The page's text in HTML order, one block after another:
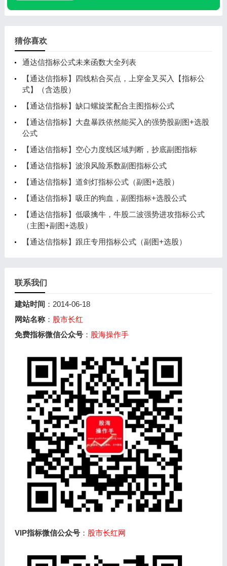
猜你喜欢
通达信指标公式未来函数大全列表
【通达信指标】四线粘合买点，上穿金叉买入【指标公
式】（含选股）
【通达信指标】缺口螺旋桨配合主图指标公式
【通达信指标】大盘暴跌依然能买入的强势股副图+选股
公式
【通达信指标】空心力度线区域判断，抄底副图指标
【通达信指标】波浪风险系数副图指标公式
【通达信指标】道剑灯指标公式（副图+选股）
【通达信指标】吸庄的狗血，副图指标+选股公式
【通达信指标】低吸擒牛，牛股二波强势进攻指标公式
（主图+副图+选股）
【通达信指标】跟庄专用指标公式（副图+选股）
联系我们
建站时间 ：2014-06-18
网站名称： 股市长红
免费指标微信公众号： 股海操作手
VIP指标微信公众号： 股市长红网